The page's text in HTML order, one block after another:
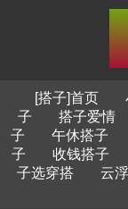
[搭子]首页
子
搭子爱情
子
午休搭子
子
收钱搭子
子选穿搭
云